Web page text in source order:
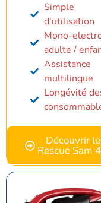
Simple
d'utilisation
Mono-
adulte /
Assistance
multilingue
Longévité
Découvrir le
Rescue Sam